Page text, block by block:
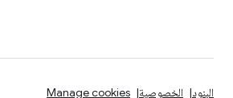
البنود الخصوصية Manage cookies